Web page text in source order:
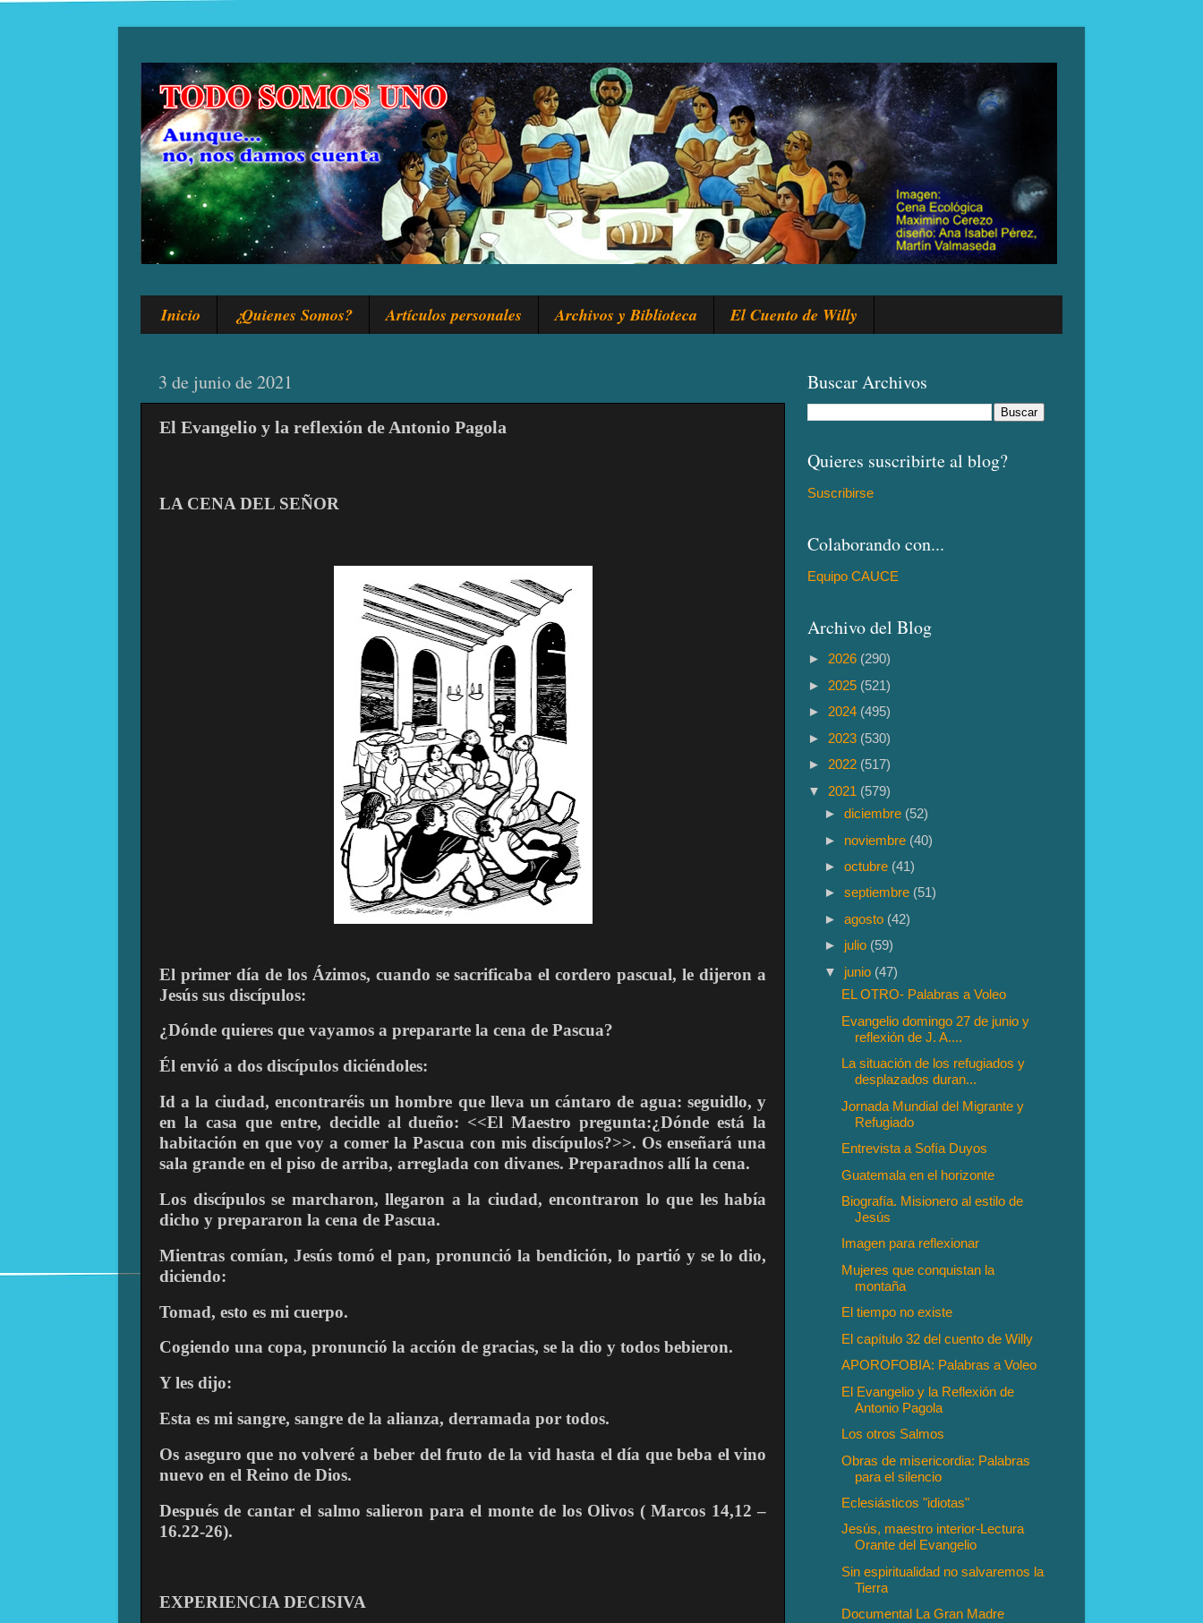
Inicio ¿Quienes Somos? Artículos personales Archivos y Biblioteca El Cuento de Willy
3 de junio de 2021
El Evangelio y la reflexión de Antonio Pagola
LA CENA DEL SEÑOR
El primer día de los Ázimos, cuando se sacrificaba el cordero pascual, le dijeron a
Jesús sus discípulos:
¿Dónde quieres que vayamos a prepararte la cena de Pascua?
Él envió a dos discípulos diciéndoles:
Id a la ciudad, encontraréis un hombre que lleva un cántaro de agua: seguidlo, y
en la casa que entre, decidle al dueño: <<El Maestro pregunta:¿Dónde está la
habitación en que voy a comer la Pascua con mis discípulos?>>. Os enseñará una
sala grande en el piso de arriba, arreglada con divanes. Preparadnos allí la cena.
Los discípulos se marcharon, llegaron a la ciudad, encontraron lo que les había
dicho y prepararon la cena de Pascua.
Mientras comían, Jesús tomó el pan, pronunció la bendición, lo partió y se lo dio,
diciendo:
Tomad, esto es mi cuerpo.
Cogiendo una copa, pronunció la acción de gracias, se la dio y todos bebieron.
Y les dijo:
Esta es mi sangre, sangre de la alianza, derramada por todos.
Os aseguro que no volveré a beber del fruto de la vid hasta el día que beba el vino
nuevo en el Reino de Dios.
Después de cantar el salmo salieron para el monte de los Olivos ( Marcos 14,12 –
16.22-26).
EXPERIENCIA DECISIVA
Buscar Archivos
Quieres suscribirte al blog?
Suscribirse
Colaborando con...
Equipo CAUCE
Archivo del Blog
► 2026 (290)
► 2025 (521)
► 2024 (495)
► 2023 (530)
► 2022 (517)
▼ 2021 (579)
►diciembre (52)
► noviembre (40)
►octubre (41)
►septiembre (51)
►agosto (42)
► julio (59)
▼ junio (47)
EL OTRO- Palabras a Voleo
Evangelio domingo 27 de junio y
reflexión de J. A....
La situación de los refugiados y
desplazados duran...
Jornada Mundial del Migrante y
Refugiado
Entrevista a Sofía Duyos
Guatemala en el horizonte
Biografía. Misionero al estilo de
Jesús
Imagen para reflexionar
Mujeres que conquistan la
montaña
El tiempo no existe
El capítulo 32 del cuento de Willy
APOROFOBIA: Palabras a Voleo
El Evangelio y la Reflexión de
Antonio Pagola
Los otros Salmos
Obras de misericordia: Palabras
para el silencio
Eclesiásticos "idiotas"
Jesús, maestro interior-Lectura
Orante del Evangelio
Sin espiritualidad no salvaremos la
Tierra
Documental La Gran Madre